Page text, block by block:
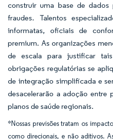
construir uma base de dados
fraudes. Talentos
informatas, oficiais de
premium. As organizações
de escala para justificar
obrigações regulatórias se
de integração simplificada e
desacelerarão a adoção entre
planos de saúde regionais.
*Nossas previsões tratam os
como direcionais, e não aditivos.